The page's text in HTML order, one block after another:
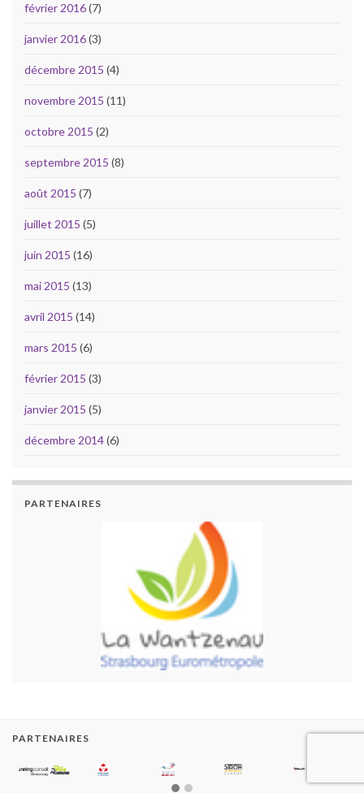
février 2016(7)
janvier 2016(3)
décembre 2015 (4)
novembre 2015 (11)
octobre 2015 (2)
septembre 2015 (8)
août 2015 (7)
juillet 2015 (5)
juin 2015 (16)
mai 2015 (13)
avril 2015 (14)
mars 2015 (6)
février 2015 (3)
janvier 2015 (5)
décembre 2014(6)
PARTENAIRES
Construit avec
parThèmes Graphene